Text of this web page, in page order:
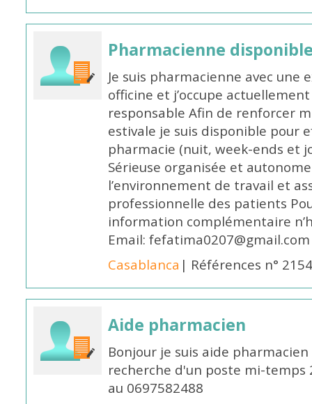
Pharmacienne
Je suis pharmacienne avec
officine et j’occupe
responsable Afin de renforcer
estivale je suis disponible pour
pharmacie (nuit, week-ends et
Sérieuse organisée et
l’environnement de travail et
professionnelle des patients
information complémentaire
Email: fefatima0207@gmail.com
Casablanca | Références n°
Aide pharmacien
Bonjour je suis aide
recherche d'un poste mi-temps
au 0697582488